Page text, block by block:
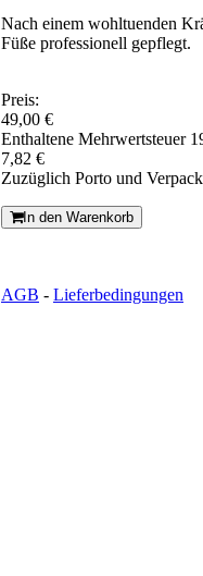
Nach einem wohltuenden
Füße professionell gepflegt.
Preis:
49,00 €
Enthaltene Mehrwertsteuer
7,82 €
Zuzüglich Porto und
In den Warenkorb
AGB - Lieferbedingungen